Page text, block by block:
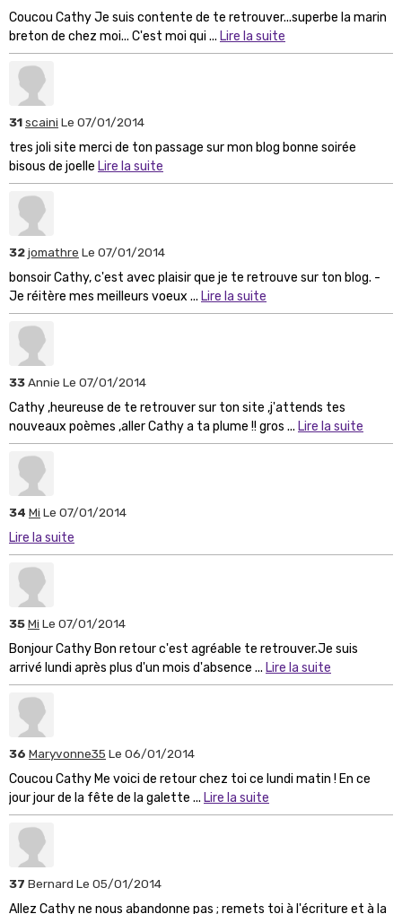
Coucou Cathy Je suis contente de te retrouver...superbe la marin
breton de chez moi... C'est moi qui ... Lire la suite
31scaini Le 07/01/2014
tres joli site merci de ton passage sur mon blog bonne soirée
bisous de joelle Lire la suite
32jomathre Le 07/01/2014
bonsoir Cathy, c'est avec plaisir que je te retrouve sur ton blog. -
Je réitère mes meilleurs voeux ... Lire la suite
33Annie Le 07/01/2014
Cathy ,heureuse de te retrouver sur ton site ,j'attends tes
nouveaux poèmes ,aller Cathy a ta plume !! gros ... Lire la suite
34 Mi Le 07/01/2014
Lire la suite
35Mi Le 07/01/2014
Bonjour Cathy Bon retour c'est agréable te retrouver.Je suis
arrivé lundi après plus d'un mois d'absence ... Lire la suite
36 Maryvonne35 Le 06/01/2014
Coucou Cathy Me voici de retour chez toi ce lundi matin ! En ce
jour jour de la fête de la galette ... Lire la suite
37 Bernard Le 05/01/2014
Allez Cathy ne nous abandonne pas ; remets toi à l'écriture et à la